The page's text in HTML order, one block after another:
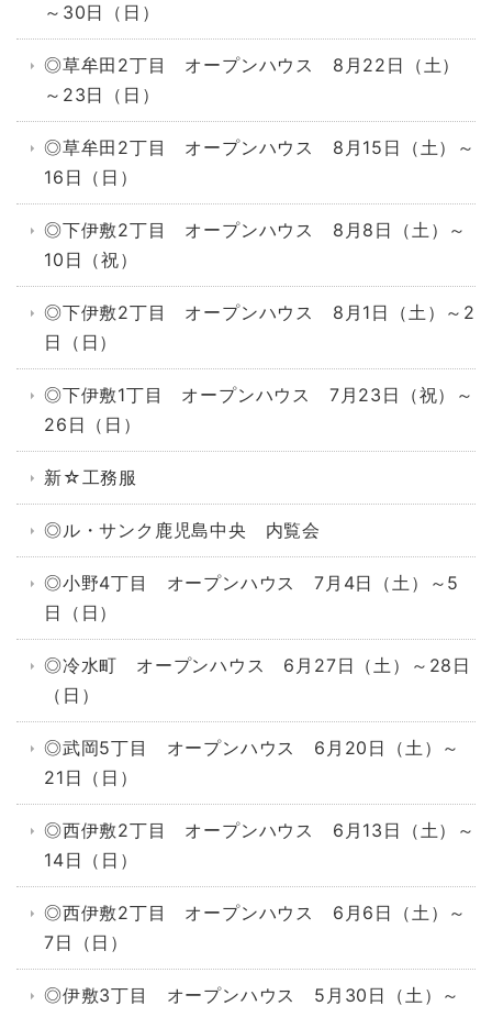
～30日（日）
◎草牟田2丁目 オープンハウス 8月22日（土）
～23日（日）
◎草牟田2丁目 オープンハウス 8月15日（土）～
16日（日）
◎下伊敷2丁目 オープンハウス 8月8日（土）～
10日（祝）
◎下伊敷2丁目 オープンハウス 8月1日（土）～2
日（日）
◎下伊敷1丁目 オープンハウス 7月23日（祝）～
26日（日）
新☆工務服
◎ル・サンク鹿児島中央 内覧会
◎小野4丁目 オープンハウス 7月4日（土）～5
日（日）
◎冷水町 オープンハウス 6月27日（土）～28日
（日）
◎武岡5丁目 オープンハウス 6月20日（土）～
21日（日）
◎西伊敷2丁目 オープンハウス 6月13日（土）～
14日（日）
◎西伊敷2丁目 オープンハウス 6月6日（土）～
7日（日）
◎伊敷3丁目 オープンハウス 5月30日（土）～